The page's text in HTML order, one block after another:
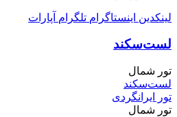
لینکدین اینستاگرام تلگرام آپارات
لست‌سکند
تور شمال
لست‌سکند
تور ایرانگردی
تور شمال